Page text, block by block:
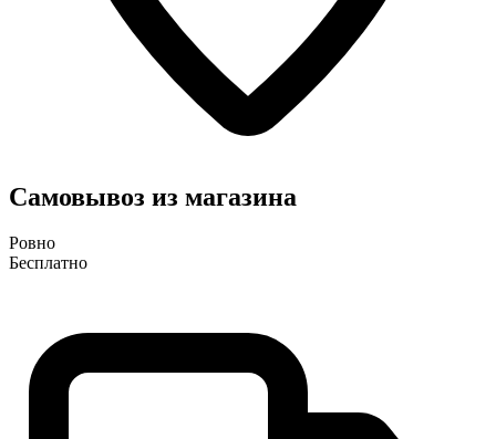
Самовывоз из магазина
Ровно
Бесплатно